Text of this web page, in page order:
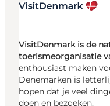
VisitDenmark is de
toerismeorganisatie
enthousiast maken
Denemarken is
hopen dat je veel
doen en bezoeken.